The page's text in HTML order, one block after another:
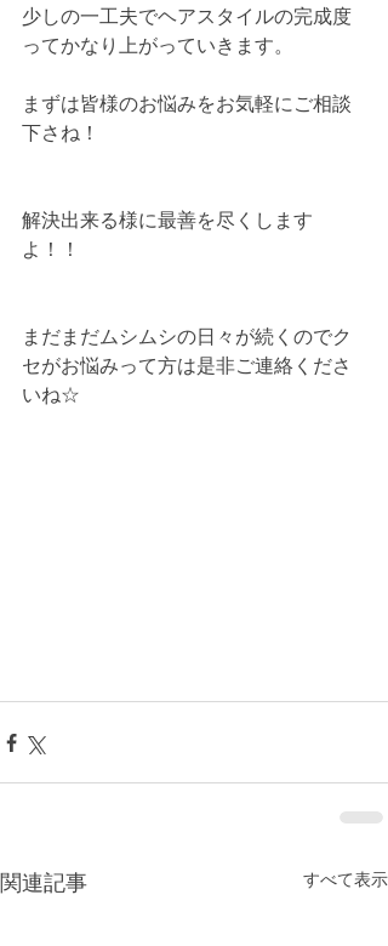
少しの一工夫でヘアスタイルの完成度
ってかなり上がっていきます。
まずは皆様のお悩みをお気軽にご相談
下さね！
解決出来る様に最善を尽くします
よ！！
まだまだムシムシの日々が続くのでク
セがお悩みって方は是非ご連絡くださ
いね☆
関連記事 すべて表示